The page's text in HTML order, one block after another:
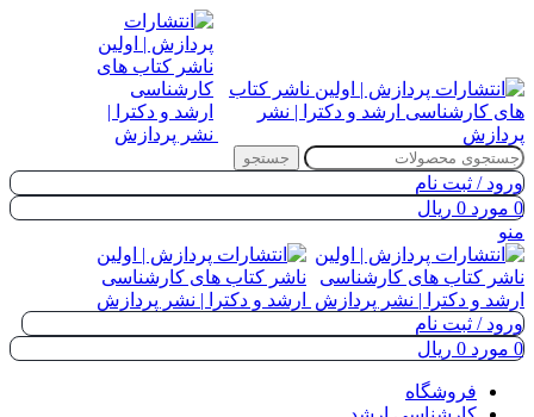
جستجو
ورود / ثبت نام
0 مورد 0 ریال
منو
ورود / ثبت نام
0 مورد 0 ریال
فروشگاه